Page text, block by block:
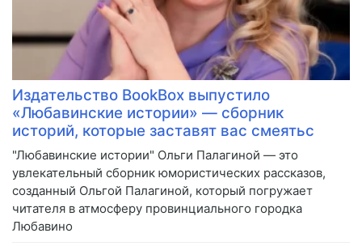
Издательство BookBox выпустило
«Любавинские истории» — сборник
историй, которые заставят вас смеятьс
​"Любавинские истории" Ольги Палагиной — это
увлекательный сборник юмористических рассказов,
созданный Ольгой Палагиной, который погружает
читателя в атмосферу провинциального городка
Любавино